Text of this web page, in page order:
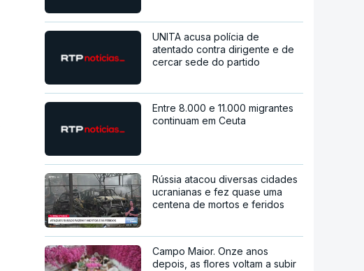
UNITA acusa polícia de
atentado contra dirigente e de
cercar sede do partido
Entre 8.000 e 11.000 migrantes
continuam em Ceuta
Rússia atacou diversas cidades
ucranianas e fez quase uma
centena de mortos e feridos
Campo Maior. Onze anos
depois, as flores voltam a subir